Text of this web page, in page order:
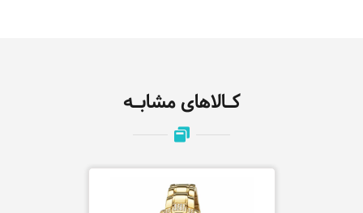
کـالاهای مشابـه